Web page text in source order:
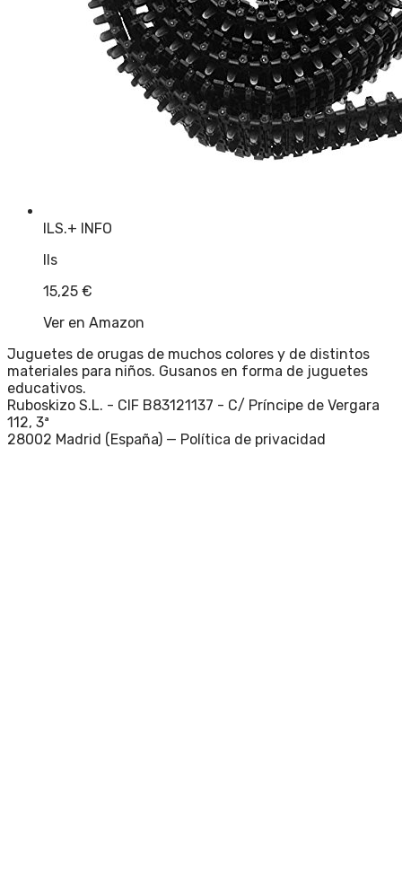
ILS.+ INFO
Ils
15,25 €
Ver en Amazon
Juguetes de orugas de muchos colores y de distintos
materiales para niños. Gusanos en forma de juguetes
educativos.
Ruboskizo S.L. - CIF B83121137 - C/ Príncipe de Vergara
112, 3ª
28002 Madrid (España) — Política de privacidad